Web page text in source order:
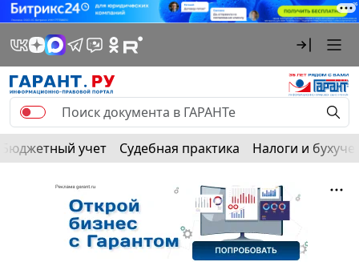
Бюджетный учет Судебная практика Налоги и